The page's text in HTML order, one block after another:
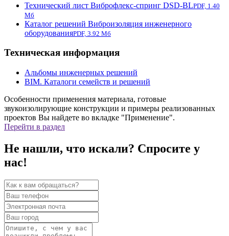
Технический лист Виброфлекс-спринг DSD-BLPDF, 1.40
Мб
Каталог решений Виброизоляция инженерного
оборудованияPDF, 3.92 Мб
Техническая информация
Альбомы инженерных решений
BIM. Каталоги семейств и решений
Особенности применения материала, готовые
звукоизолирующие конструкции и примеры реализованных
проектов Вы найдете во вкладке "Применение".
Перейти в раздел
Не нашли, что искали? Спросите у
нас!